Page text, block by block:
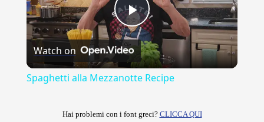
Play
Video
Watch on
Spaghetti alla Mezzanotte Recipe
Hai problemi con i font greci? CLICCA QUI